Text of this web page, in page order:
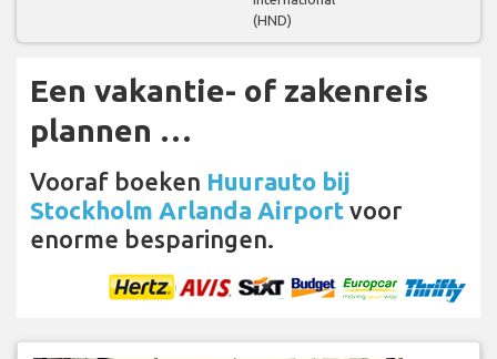
(HND)
Een vakantie- of zakenreis
plannen …
Vooraf boeken Huurauto bij
Stockholm Arlanda Airport voor
enorme besparingen.